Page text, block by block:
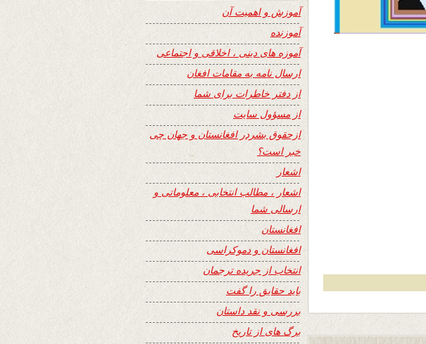
آموزش و اهمیت آن
آموزنده
آموزه های دینی ، اخلاقی و اجتماعی
ارسال نامه به مقامات افغان
از دفتر خاطرات برای شما
از مسؤول سایت
ازحقوق بشردر افغانستان و جهان چی
خبر است؟
اشعار
اشعار ، مطالب انتخابی ، معلوماتی و
ارسالی شما
افغانستان
افغانستان و دموکراسی
انتخاب از جریده ترجمان
باید حقایق را گفت
بررسی و نقد داستان
برگ های از تاریخ